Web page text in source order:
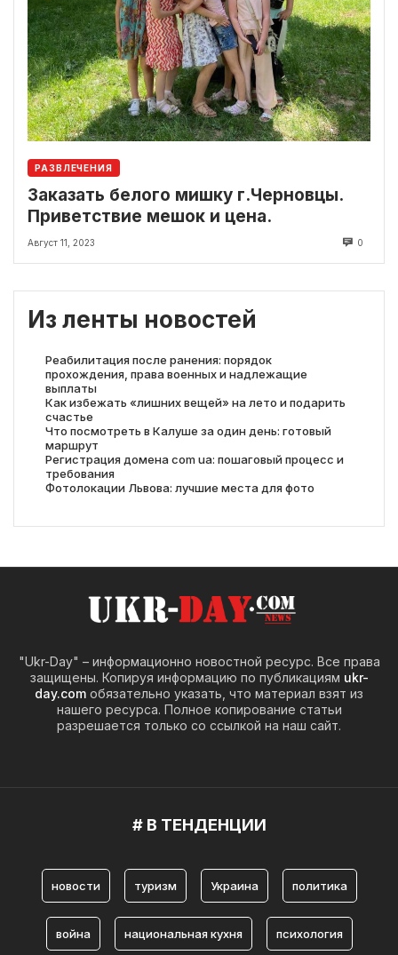
РАЗВЛЕЧЕНИЯ
Заказать белого мишку г.Черновцы.
Приветствие мешок и цена.
Август 11, 2023 0
Из ленты новостей
Реабилитация после ранения: порядок
прохождения, права военных и надлежащие
выплаты
Как избежать «лишних вещей» на лето и подарить
счастье
Что посмотреть в Калуше за один день: готовый
маршрут
Регистрация домена com ua: пошаговый процесс и
требования
Фотолокации Львова: лучшие места для фото
"Ukr-Day" – информационно новостной ресурс. Все права
защищены. Копируя информацию по публикациям ukr-
day.com обязательно указать, что материал взят из
нашего ресурса. Полное копирование статьи
разрешается только со ссылкой на наш сайт.
# В ТЕНДЕНЦИИ
новости туризм Украина политика
война национальная кухня психология